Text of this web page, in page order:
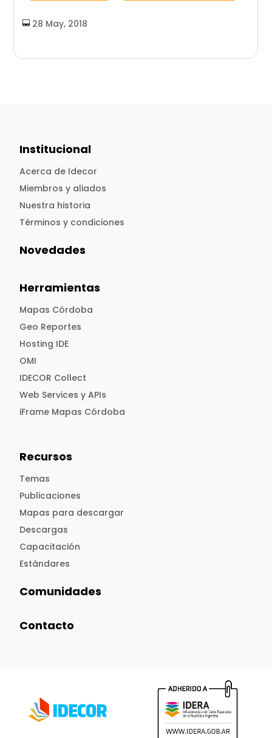
28 May, 2018
Institucional
Acerca de Idecor
Miembros y aliados
Nuestra historia
Términos y condiciones
Novedades
Herramientas
Mapas Córdoba
Geo Reportes
Hosting IDE
OMI
IDECOR Collect
Web Services y APIs
iFrame Mapas Córdoba
Recursos
Temas
Publicaciones
Mapas para descargar
Descargas
Capacitación
Estándares
Comunidades
Contacto